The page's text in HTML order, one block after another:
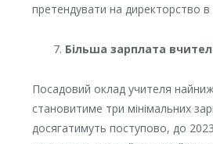
претендувати на директорство в
Більша зарплата
Посадовий оклад учителя
становитиме три мінімальних
досягатимуть поступово, до 2023